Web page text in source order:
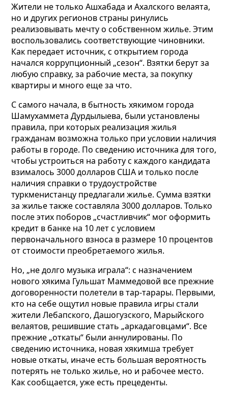
Жители не только Ашхабада и Ахалского велаята,
но и других регионов страны ринулись
реализовывать мечту о собственном жилье. Этим
воспользовались соответствующие чиновники.
Как передает источник, с открытием города
начался коррупционный „сезон“. Взятки берут за
любую справку, за рабочие места, за покупку
квартиры и много еще за что.
С самого начала, в бытность хякимом города
Шамухаммета Дурдылыева, были установлены
правила, при которых реализация жилья
гражданам возможна только при условии наличия
работы в городе. По сведению источника для того,
чтобы устроиться на работу с каждого кандидата
взималось 3000 долларов США и только после
наличия справки о трудоустройстве
туркменистанцу предлагали жилье. Сумма взятки
за жилье также составляла 3000 долларов. Только
после этих поборов „счастливчик“ мог оформить
кредит в банке на 10 лет с условием
первоначального взноса в размере 10 процентов
от стоимости преобретаемого жилья.
Но, „не долго музыка играла“: с назначением
нового хякима Гульшат Маммедовой все прежние
договоренности полетели в тар-тарары. Первыми,
кто на себе ощутил новые правила игры стали
жители Лебапского, Дашогузского, Марыйского
велаятов, решившие стать „аркадаговцами“. Все
прежние „откаты“ были аннулированы. По
сведению источника, новая хякимша требует
новые откаты, иначе есть большая вероятность
потерять не только жилье, но и рабочее место.
Как сообщается, уже есть прецеденты.